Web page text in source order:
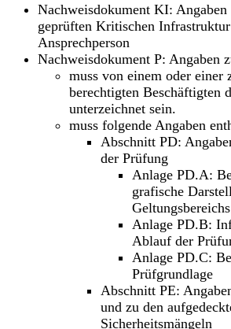
Nachweisdokument KI:
geprüften Kritischen
Ansprechperson
Nachweisdokument P: Angaben
muss von einem oder einer
berechtigten Beschäftigten
unterzeichnet sein.
muss folgende Angaben
Abschnitt PD:
der Prüfung
Anlage PD.A:
grafische
Anlage PD.B:
Ablauf der
Anlage PD.C:
Prüfgrundlage
Abschnitt PE:
und zu den
Sicherheitsmängeln